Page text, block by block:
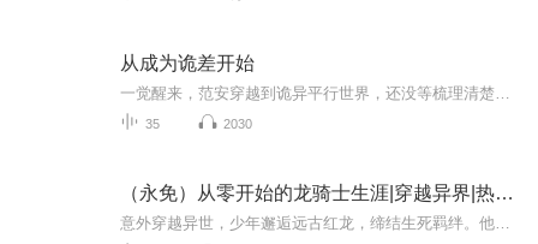
从成为诡差开始
35 2030
（永免）从零开始的龙骑士生涯|穿越异界|热血冒险